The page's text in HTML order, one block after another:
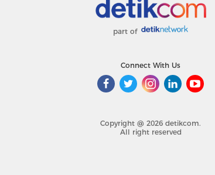
part of
Connect With Us
Copyright @ 2026 detikcom.
All right reserved